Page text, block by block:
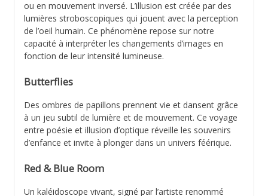
ou en mouvement inversé. L’illusion est créée par des
lumières stroboscopiques qui jouent avec la perception
de l’oeil humain. Ce phénomène repose sur notre
capacité à interpréter les changements d’images en
fonction de leur intensité lumineuse.
Butterflies
Des ombres de papillons prennent vie et dansent grâce
à un jeu subtil de lumière et de mouvement. Ce voyage
entre poésie et illusion d’optique réveille les souvenirs
d’enfance et invite à plonger dans un univers féérique.
Red & Blue Room
Un kaléidoscope vivant, signé par l’artiste renommé